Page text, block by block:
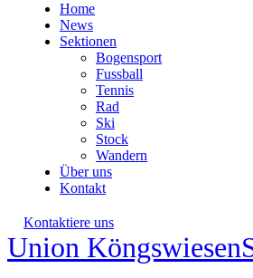
Home
News
Sektionen
Bogensport
Fussball
Tennis
Rad
Ski
Stock
Wandern
Über uns
Kontakt
Kontaktiere uns
Union Köngswiesen